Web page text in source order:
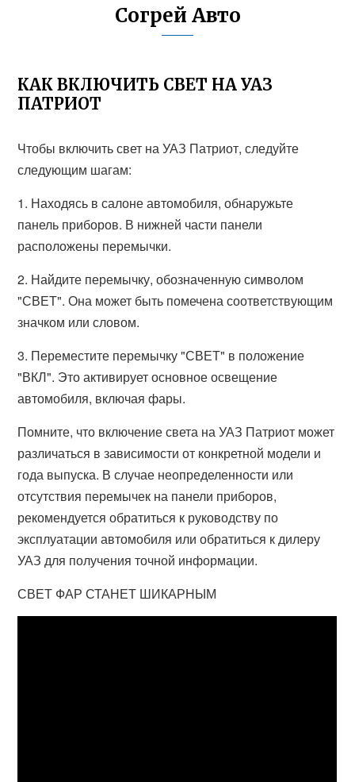
Согрей Авто
КАК ВКЛЮЧИТЬ СВЕТ НА УАЗ
ПАТРИОТ
Чтобы включить свет на УАЗ Патриот, следуйте
следующим шагам:
1. Находясь в салоне автомобиля, обнаружьте
панель приборов. В нижней части панели
расположены перемычки.
2. Найдите перемычку, обозначенную символом
"СВЕТ". Она может быть помечена соответствующим
значком или словом.
3. Переместите перемычку "СВЕТ" в положение
"ВКЛ". Это активирует основное освещение
автомобиля, включая фары.
Помните, что включение света на УАЗ Патриот может
различаться в зависимости от конкретной модели и
года выпуска. В случае неопределенности или
отсутствия перемычек на панели приборов,
рекомендуется обратиться к руководству по
эксплуатации автомобиля или обратиться к дилеру
УАЗ для получения точной информации.
СВЕТ ФАР СТАНЕТ ШИКАРНЫМ